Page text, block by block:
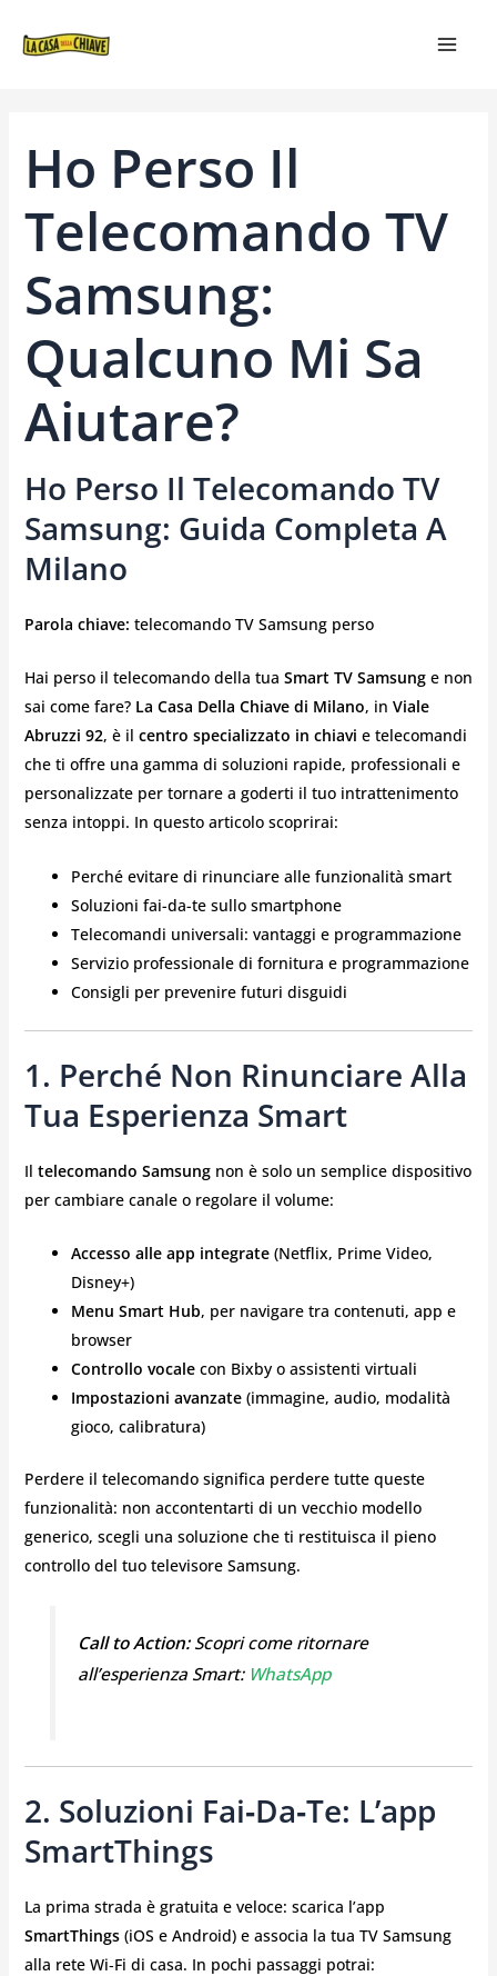
Ho Perso Il
Telecomando TV
Samsung:
Qualcuno Mi Sa
Aiutare?
Ho Perso Il Telecomando TV
Samsung: Guida Completa A
Milano
Parola chiave: telecomando TV Samsung perso
Hai perso il telecomando della tua Smart TV Samsunge non
sai come fare? La Casa Della Chiave di Milano, in Viale
Abruzzi 92, è il centro specializzato in chiavi e telecomandi
che ti offre una gamma di soluzioni rapide, professionali e
personalizzate per tornare a goderti il tuo intrattenimento
senza intoppi. In questo articolo scoprirai:
Perché evitare di rinunciare alle funzionalità smart
Soluzioni fai-da-te sullo smartphone
Telecomandi universali: vantaggi e programmazione
Servizio professionale di fornitura e programmazione
Consigli per prevenire futuri disguidi
1. Perché Non Rinunciare Alla
Tua Esperienza Smart
Il telecomando Samsungnon è solo un semplice dispositivo
per cambiare canale o regolare il volume:
Accesso alle app integrate(Netflix, Prime Video,
Disney+)
Menu Smart Hub, per navigare tra contenuti, app e
browser
Controllo vocalecon Bixby o assistenti virtuali
Impostazioni avanzate(immagine, audio, modalità
gioco, calibratura)
Perdere il telecomando significa perdere tutte queste
funzionalità: non accontentarti di un vecchio modello
generico, scegli una soluzione che ti restituisca il pieno
controllo del tuo televisore Samsung.
Call to Action:Scopri come ritornare
all’esperienza Smart: WhatsApp
2. Soluzioni Fai‑da‑te: L’app
SmartThings
La prima strada è gratuita e veloce: scarica l’app
SmartThings(iOS e Android) e associa la tua TV Samsung
alla rete Wi‑Fi di casa. In pochi passaggi potrai:
ARTICOLI